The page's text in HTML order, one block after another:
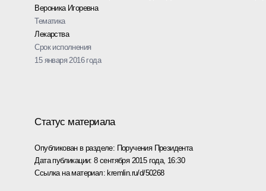
Вероника Игоревна
Тематика
Лекарства
Срок исполнения
15 января 2016 года
Статус материала
Опубликован в разделе: Поручения Президента
Дата публикации:8 сентября 2015 года, 16:30
Ссылка на материал: kremlin.ru/d/50268